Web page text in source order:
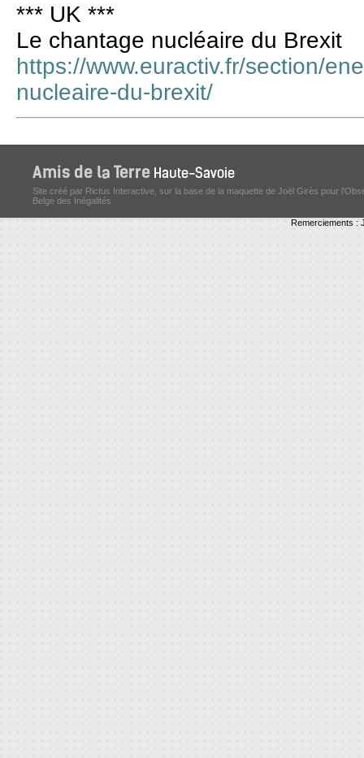
*** UK ***
Le chantage nucléaire du Brexit
https://www.euractiv.fr/section/
nucleaire-du-brexit/
Site créé par Rictus Interactive, sur la base de la maquette de Joël Girès pour
Belge des Inégalités
Remerciements :